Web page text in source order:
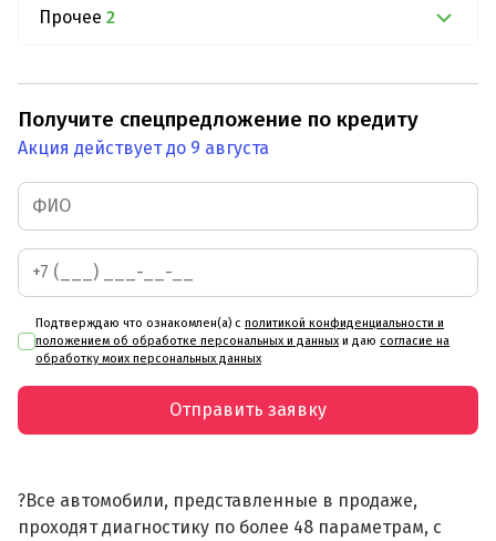
Прочее 2
Получите спецпредложение по кредиту
Акция действует до 9 августа
Подтверждаю что ознакомлен(а) с политикой конфиденциальности и
положением об обработке персональных и данных и даю согласие на
обработку моих персональных данных
Отправить заявку
?Все автомобили, представленные в продаже,
проходят диагностику по более 48 параметрам, с